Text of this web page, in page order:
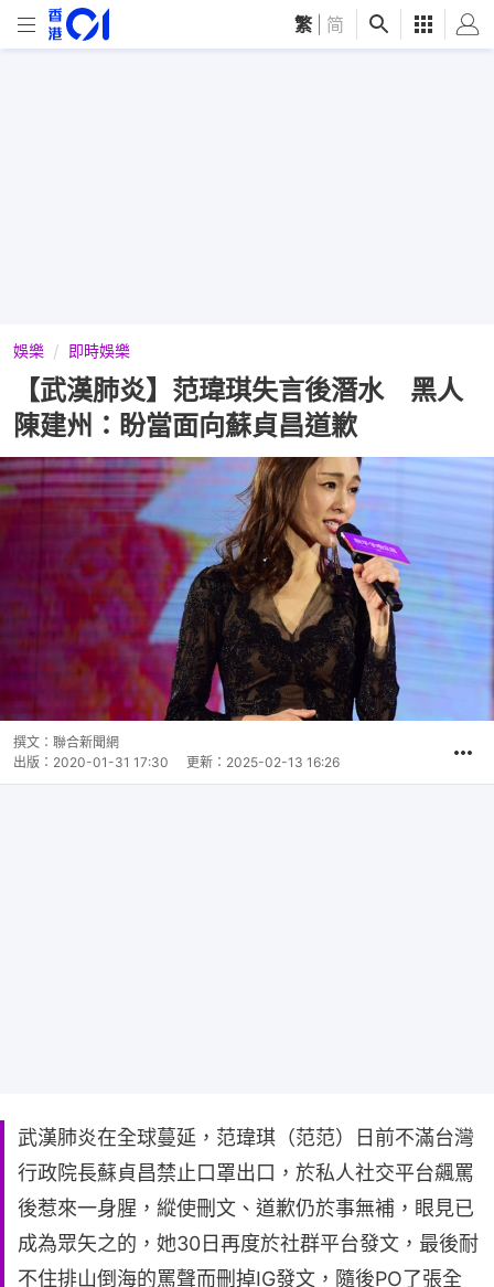
繁 简
娛樂 即時娛樂
【武漢肺炎】范瑋琪失言後潛水 黑人
陳建州：盼當面向蘇貞昌道歉
撰文： 聯合新聞網
出版： 2020-01-31 17:30 更新： 2025-02-13 16:26
武漢肺炎在全球蔓延，范瑋琪（范范）日前不滿台灣
行政院長蘇貞昌禁止口罩出口，於私人社交平台飆罵
後惹來一身腥，縱使刪文、道歉仍於事無補，眼見已
成為眾矢之的，她30日再度於社群平台發文，最後耐
不住排山倒海的罵聲而刪掉IG發文，隨後PO了張全